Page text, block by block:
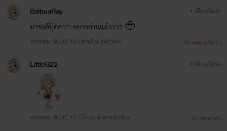
BaibuaRay
มารออีบุ๊คค่าาา อยากอ่านแล้วววว 🥹
จากตอน: BLUE 16 | สานฝัน (NC18+)
4 เดือนที่แล้ว
ตอบกลับ (1)
LittleG22
จากตอน: BLUE 15 | โด๊ปเหล้าลากเข้าห้อง
4 เดือนที่แล้ว
ตอบกลับ